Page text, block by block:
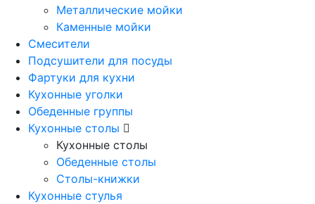
Металлические мойки
Каменные мойки
Смесители
Подсушители для посуды
Фартуки для кухни
Кухонные уголки
Обеденные группы
Кухонные столы
Кухонные столы
Обеденные столы
Столы-книжки
Кухонные стулья